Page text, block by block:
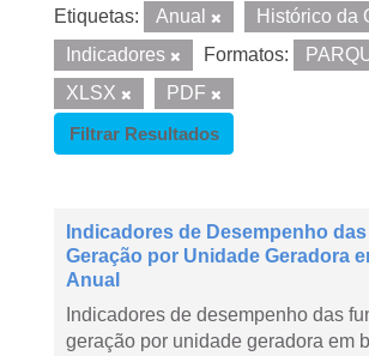
Etiquetas: Anual
Histórico da
Indicadores
Formatos:
XLSX
PDF
Filtrar Resultados
Indicadores de Desempenho
Geração por Unidade Geradora
Anual
Indicadores de desempenho das
geração por unidade geradora em